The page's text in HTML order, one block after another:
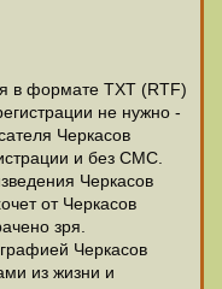
в формате ТХТ (RTF)
не нужно -
Черкасов
и без СМС.
Черкасов
от Черкасов
зря.
Черкасов
из жизни и